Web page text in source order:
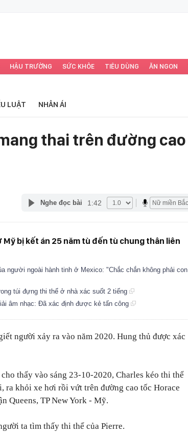
HẬU TRƯỜNG SỨC KHỎE TIÊU DÙNG ĂN NGON
LUẬT NHÂN ÁI
thai trên đường cao
Nghe đọc bài 1:42
bị kết án 25 năm tù đến tù chung thân liên
người ngoài hành tinh ở Mexico: "Chắc chắn không phải con
túi đựng thi thể ở nhà xác suốt 2 tiếng
âm nhạc: Đã xác định được kẻ tấn công
người xảy ra vào năm 2020. Hung thủ được xác
thấy vào sáng 23-10-2020, Charles kéo thi thể
ra khỏi xe hơi rồi vứt trên đường cao tốc Horace
Queens, TP New York - Mỹ.
ta tìm thấy thi thể của Pierre.